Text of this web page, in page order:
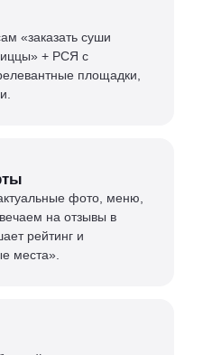
«заказать суши
+ РСЯ с
площадки,
фото, меню,
на отзывы в
рейтинг и
места».